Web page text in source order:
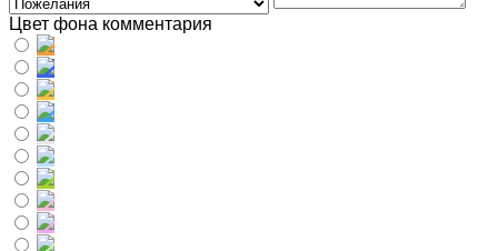
Цвет фона комментария